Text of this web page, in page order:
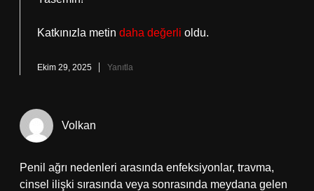
Katkınızla metin daha değerli oldu.
Ekim 29, 2025 Yanıtla
Volkan
Penil ağrı nedenleri arasında enfeksiyonlar, travma,
cinsel ilişki sırasında veya sonrasında meydana gelen